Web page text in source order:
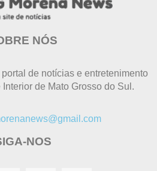
NÓS
de notícias e entretenimento
de Mato Grosso do Sul.
NOS